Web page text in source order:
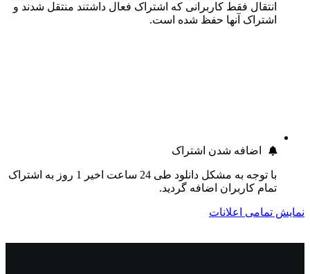
انتقال فقط کاربرانی که اشتراک فعال داشتند منتقل شدند و
اشتراک آنها حفظ شده است.
اضافه شدن اشتراک
با توجه به مشکل دانلود طی 24 ساعت اخیر 1 روز به اشتراک
تمام کاربران اضافه گردید.
نمایش تمامی اعلانات